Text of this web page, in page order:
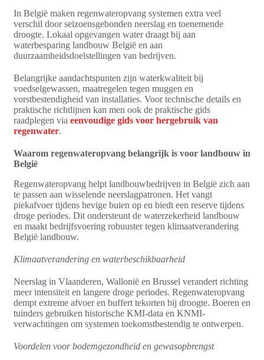
In België maken regenwateropvang systemen extra veel
verschil door seizoensgebonden neerslag en toenemende
droogte. Lokaal opgevangen water draagt bij aan
waterbesparing landbouw België en aan
duurzaamheidsdoelstellingen van bedrijven.
Belangrijke aandachtspunten zijn waterkwaliteit bij
voedselgewassen, maatregelen tegen muggen en
vorstbestendigheid van installaties. Voor technische details en
praktische richtlijnen kan men ook de praktische gids
raadplegen via eenvoudige gids voor hergebruik van
regenwater.
Waarom regenwateropvang belangrijk is voor landbouw in
België
Regenwateropvang helpt landbouwbedrijven in België zich aan
te passen aan wisselende neerslagpatronen. Het vangt
piekafvoer tijdens hevige buien op en biedt een reserve tijdens
droge periodes. Dit ondersteunt de waterzekerheid landbouw
en maakt bedrijfsvoering robuuster tegen klimaatverandering
België landbouw.
Klimaatverandering en waterbeschikbaarheid
Neerslag in Vlaanderen, Wallonië en Brussel verandert richting
meer intensiteit en langere droge periodes. Regenwateropvang
dempt extreme afvoer en buffert tekorten bij droogte. Boeren en
tuinders gebruiken historische KMI-data en KNMI-
verwachtingen om systemen toekomstbestendig te ontwerpen.
Voordelen voor bodemgezondheid en gewasopbrengst